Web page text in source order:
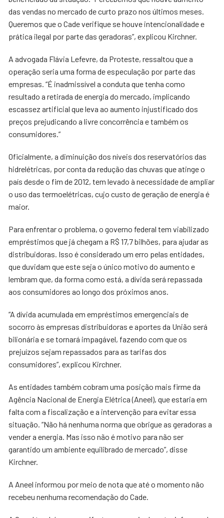
das vendas no mercado de curto prazo nos últimos meses.
Queremos que o Cade verifique se houve intencionalidade e
prática ilegal por parte das geradoras”, explicou Kirchner.
A advogada Flávia Lefevre, da Proteste, ressaltou que a
operação seria uma forma de especulação por parte das
empresas. “É inadmissível a conduta que tenha como
resultado a retirada de energia do mercado, implicando
escassez artificial que leva ao aumento injustificado dos
preços prejudicando a livre concorrência e também os
consumidores.”
Oficialmente, a diminuição dos níveis dos reservatórios das
hidrelétricas, por conta da redução das chuvas que atinge o
país desde o fim de 2012, tem levado à necessidade de ampliar
o uso das termoelétricas, cujo custo de geração de energia é
maior.
Para enfrentar o problema, o governo federal tem viabilizado
empréstimos que já chegam a R$ 17,7 bilhões, para ajudar as
distribuidoras. Isso é considerado um erro pelas entidades,
que duvidam que este seja o único motivo do aumento e
lembram que, da forma como está, a dívida será repassada
aos consumidores ao longo dos próximos anos.
“A dívida acumulada em empréstimos emergenciais de
socorro às empresas distribuidoras e aportes da União será
bilionária e se tornará impagável, fazendo com que os
prejuízos sejam repassados para as tarifas dos
consumidores”, explicou Kirchner.
As entidades também cobram uma posição mais firme da
Agência Nacional de Energia Elétrica (Aneel), que estaria em
falta com a fiscalização e a intervenção para evitar essa
situação. “Não há nenhuma norma que obrigue as geradoras a
vender a energia. Mas isso não é motivo para não ser
garantido um ambiente equilibrado de mercado”, disse
Kirchner.
A Aneel informou por meio de nota que até o momento não
recebeu nenhuma recomendação do Cade.